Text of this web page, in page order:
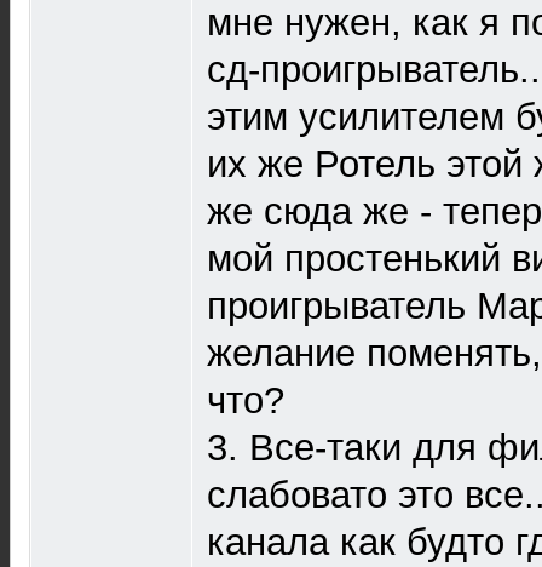
мне нужен, как я
сд-
этим усилителем
их же Ротель
же сюда же -
мой простенький
проигрыватель
желание
что?
3. Все-таки для
слабовато это
канала как будто